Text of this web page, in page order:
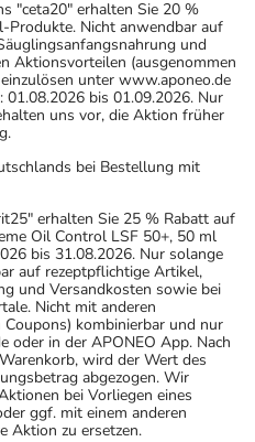
"ceta20" erhalten Sie 20 %
Produkte. Nicht anwendbar auf
und
Aktionsvorteilen (ausgenommen
unter www.aponeo.de
bis 01.09.2026. Nur
uns vor, die Aktion früher
bei Bestellung mit
erhalten Sie 25 % Rabatt auf
Oil Control LSF 50+, 50 ml
bis 31.08.2026. Nur solange
auf rezeptpflichtige Artikel,
und Versandkosten sowie bei
Nicht mit anderen
kombinierbar und nur
oder in der APONEO App. Nach
wird der Wert des
abgezogen. Wir
bei Vorliegen eines
ggf. mit einem anderen
Aktion zu ersetzen.